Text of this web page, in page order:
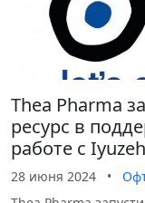
Thea Pharma
ресурс в
работе с Iyuzeh
28 июня 2024 •